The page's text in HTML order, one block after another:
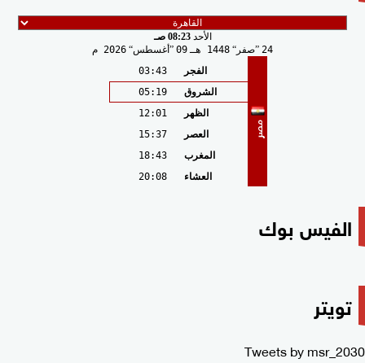
الأحد08:23 صـ
24
صفر 1448 هـ 09 أغسطس 2026 م
مصر
الفجر
03:43
الشروق
05:19
الظهر
12:01
العصر
15:37
المغرب
18:43
العشاء
20:08
الفيس بوك
تويتر
Tweets by msr_2030